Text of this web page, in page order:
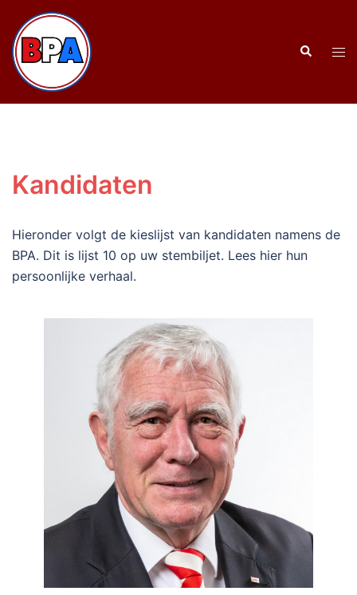
naar
de
inhoud
Zoeken
Kandidaten
Hieronder volgt de kieslijst van kandidaten namens de
BPA. Dit is lijst 10 op uw stembiljet. Lees hier hun
persoonlijke verhaal.